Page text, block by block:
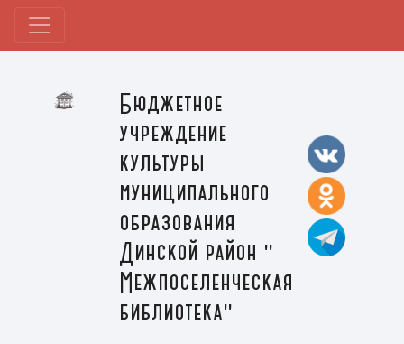
Бюджетное
учреждение
культуры
муниципального
образования
Динской район "
Межпоселенческая
библиотека"